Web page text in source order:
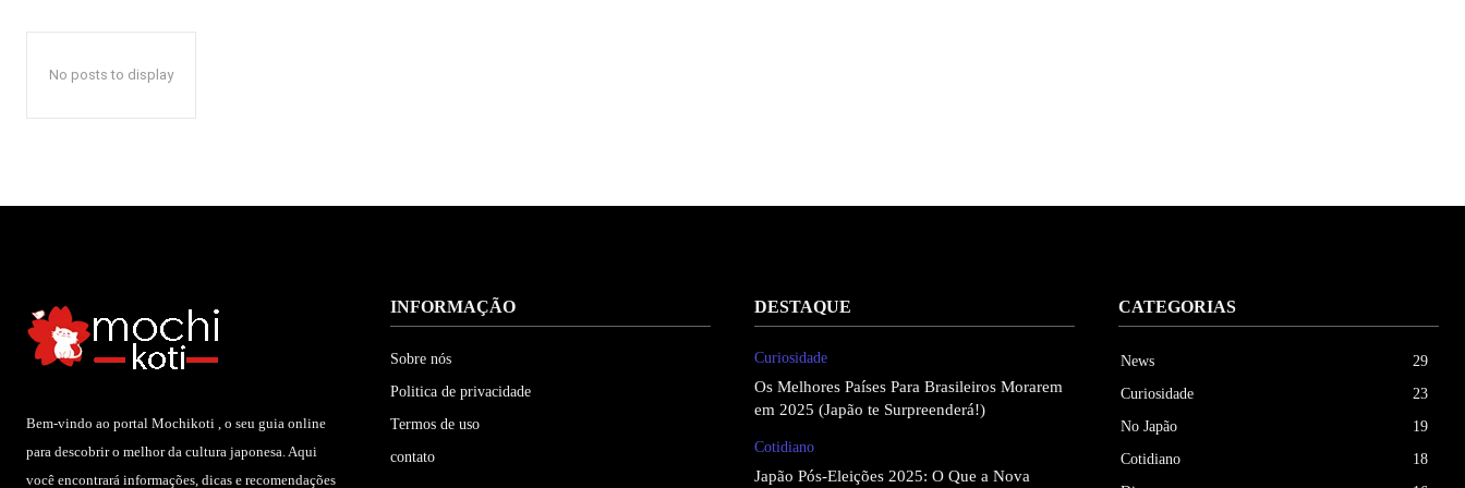
No posts to display
Bem-vindo ao portal Mochikoti , o seu guia online
para descobrir o melhor da cultura japonesa. Aqui
você encontrará informações, dicas e recomendações
INFORMAÇÃO
Sobre nós
Politica de privacidade
Termos de uso
contato
DESTAQUE
Curiosidade
Os Melhores Países Para Brasileiros Morarem
em 2025 (Japão te Surpreenderá!)
Cotidiano
Japão Pós-Eleições 2025: O Que a Nova
CATEGORIAS
News
29
Curiosidade
23
No Japão
19
Cotidiano
18